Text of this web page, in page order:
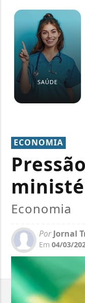
SAÚDE
ECONOMIA
Economia
PorJornal
Em 04/03/